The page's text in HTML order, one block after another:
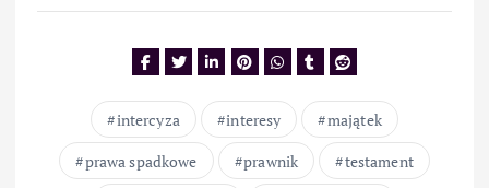
intercyza interesy
majątek
prawa spadkowe
prawnik
testament